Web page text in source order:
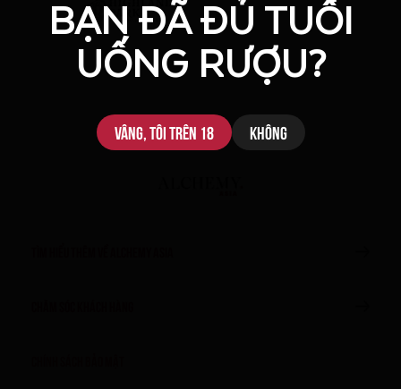
BẠN ĐÃ ĐỦ TUỔI
UỐNG RƯỢU?
Vâng, tôi trên 18 Không
BẠN ĐÃ ĐỦ TUỔI
UỐNG RƯỢU?
Vâng, tôi trên 18 Không